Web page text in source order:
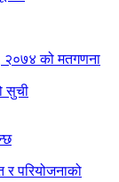
२०७४ को मतगणना
सुची
र परियोजनाको